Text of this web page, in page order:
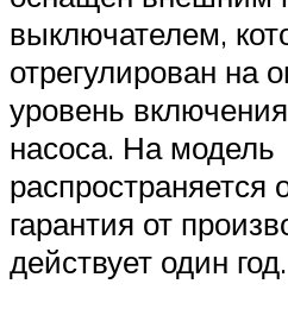
выключателем,
отрегулирован на
уровень
насоса. На модель
гарантия от
действует один год.